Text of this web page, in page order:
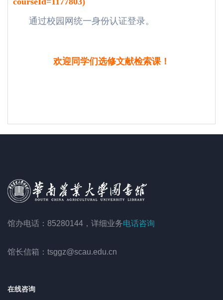
通过校园网统一身份认证登录。
欢迎同学们选修文献检索课！
馆办电话：85280144，详细业务电话咨询
馆长信箱：tsggz@scau.edu.cn
在线咨询